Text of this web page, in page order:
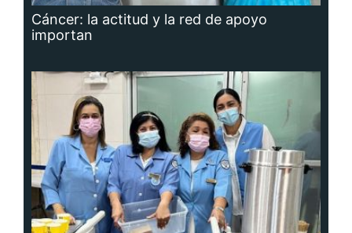
Cáncer: la actitud y la red de apoyo
importan